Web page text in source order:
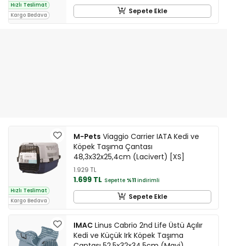
Hızlı Teslimat
Kargo Bedava
Sepete Ekle
Hızlı Teslimat
Kargo Bedava
M-Pets Viaggio Carrier IATA Kedi ve
Köpek Taşıma Çantası
48,3x32x25,4cm (Lacivert) [XS]
1.929 TL
1.699 TL Sepette %11 indirimli
Sepete Ekle
IMAC Linus Cabrio 2nd Life Üstü Açılır
Kedi ve Küçük Irk Köpek Taşıma